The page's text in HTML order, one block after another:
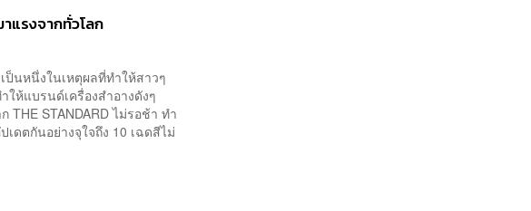
แรงจากทั่วโลก
ป็นหนึ่งในเหตุผลที่ทำให้สาวๆ
ห้แบรนด์เครื่องสำอางดังๆ
STANDARD ไม่รอช้า ทำ
ดตกันอย่างจุใจถึง 10 เฉดสีไม่